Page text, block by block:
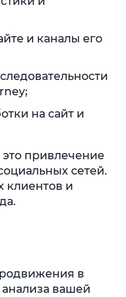
и каналы его
на сайт и
это привлечение
сетей.
клиентов и
в
вашей